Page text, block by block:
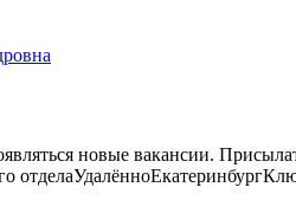
новые вакансии.
отделаУдалённоЕкатеринбург